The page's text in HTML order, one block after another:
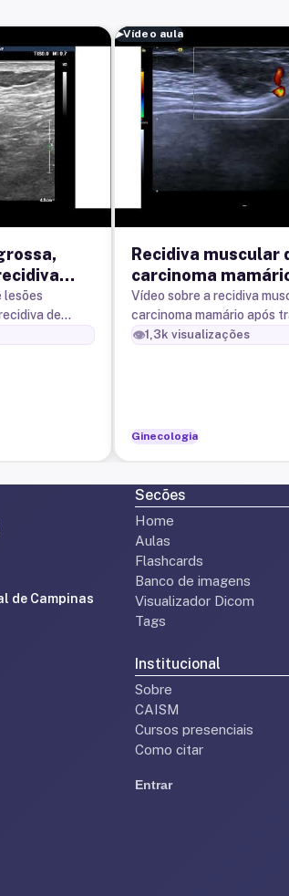
de
lesões
de
a biópsia por
▶Vídeo aula
Recidiva muscular
carcinoma
adenectomia.
agulha semi
Vídeo sobre a recidiva
carcinoma mamário após
adenectomia. Biiópsia com
👁️1,3k visualizações
Ginecologia
de Campinas
Secões
Home
Aulas
Flashcards
Banco de imagens
Visualizador Dicom
Tags
Institucional
Sobre
CAISM
Cursos presenciais
Como citar
Entrar